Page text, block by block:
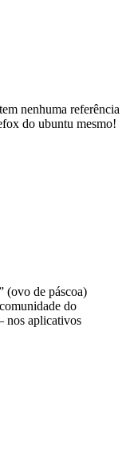
nenhuma referência
do ubuntu mesmo!
(ovo de páscoa)
do
nos aplicativos